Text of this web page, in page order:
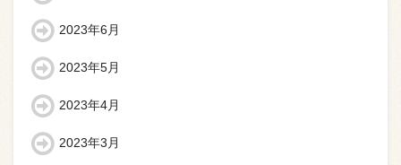
2023年6月
2023年5月
2023年4月
2023年3月